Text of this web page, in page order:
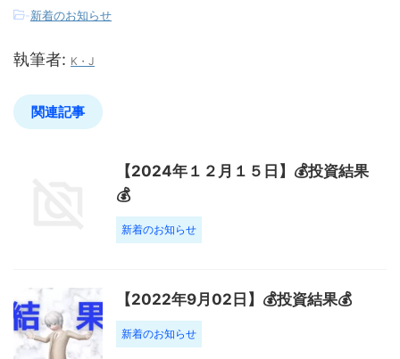
-新着のお知らせ
執筆者: K・J
関連記事
【2024年１２月１５日】💰投資結果
💰
新着のお知らせ
【2022年9月02日】💰投資結果💰
新着のお知らせ